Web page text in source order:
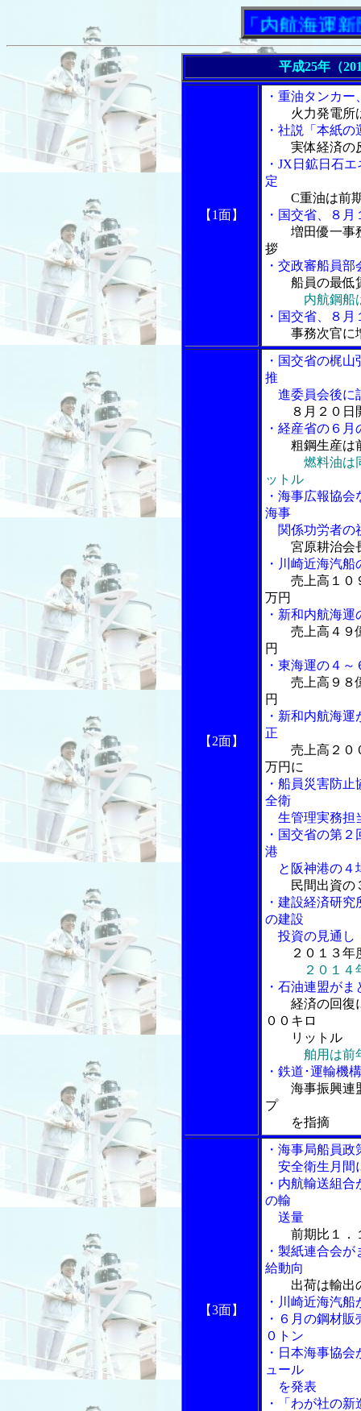
「内航海運新聞」
平成25年（
【1面】
・重油タンカ
火力発電所
・社説「本紙
実体経済の
・JX日鉱日石
定
C重油は前
・国交省、８
増田優一事
拶
・交政審船員
船員の最低
内航鋼船
・国交省、８
事務次官に
【2面】
・国交省の梶
推
進委員会後に
８月２０日
・経産省の６
粗鋼生産は
燃料油は
ットル
・海事広報協
海事
関係功労者の
宮原耕治会
・川崎近海汽
売上高１０
万円
・新和内航海
売上高４９
円
・東海運の４
売上高９８
円
・新和内航海
正
売上高２０
万円に
・船員災害防
全衛
生管理実務担
・国交省の第
港
と阪神港の４
民間出資の
・建設経済研
の建設
投資の見通し
２０１３
２０１
・石油連盟が
経済の回復
００キロ
リットル
舶用は前
・鉄道･運輸機
海事振興連
プ
を指摘
【3面】
・海事局船員
安全衛生月間
・内航輸送組
の輸
送量
前期比１．
・製紙連合会
給動向
出荷は輸出
・川崎近海汽
・６月の鋼材
０トン
・日本海事協
ュール
を発表
・「わが社の新